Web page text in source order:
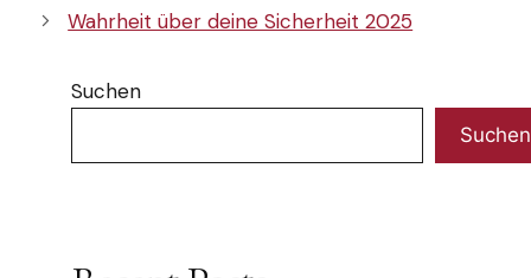
Wahrheit über deine Sicherheit 2025
Suchen
Suchen